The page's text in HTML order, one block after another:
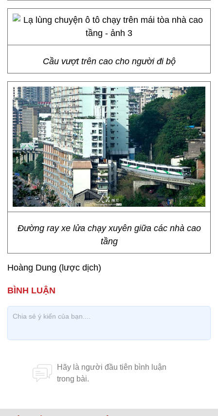
Cầu vượt trên cao cho người đi bộ
Đường ray xe lửa chạy xuyên giữa các nhà cao
tầng
Hoàng Dung (lược dịch)